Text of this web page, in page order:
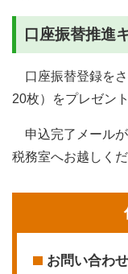
口座振替推進
口座振替登録をさ
20枚）をプレゼン
申込完了メール
税務室へお越しくだ
お問い合わせ